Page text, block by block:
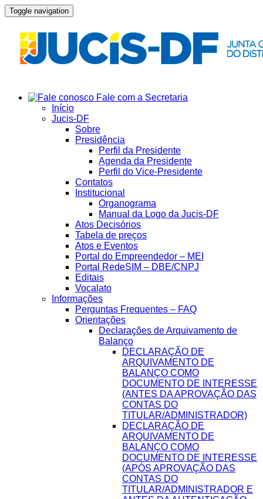
Toggle navigation
Fale com a Secretaria
Início
Jucis-DF
Sobre
Presidência
Perfil da Presidente
Agenda da Presidente
Perfil do Vice-Presidente
Contatos
Institucional
Organograma
Manual da Logo da Jucis-DF
Atos Decisórios
Tabela de preços
Atos e Eventos
Portal do Empreendedor – MEI
Portal RedeSIM – DBE/CNPJ
Editais
Vocalato
Informações
Perguntas Frequentes – FAQ
Orientações
Declarações de Arquivamento de
Balanço
DECLARAÇÃO DE
ARQUIVAMENTO DE
BALANÇO COMO
DOCUMENTO DE INTERESSE
(ANTES DA APROVAÇÃO DAS
CONTAS DO
TITULAR/ADMINISTRADOR)
DECLARAÇÃO DE
ARQUIVAMENTO DE
BALANÇO COMO
DOCUMENTO DE INTERESSE
(APÓS APROVAÇÃO DAS
CONTAS DO
TITULAR/ADMINISTRADOR E